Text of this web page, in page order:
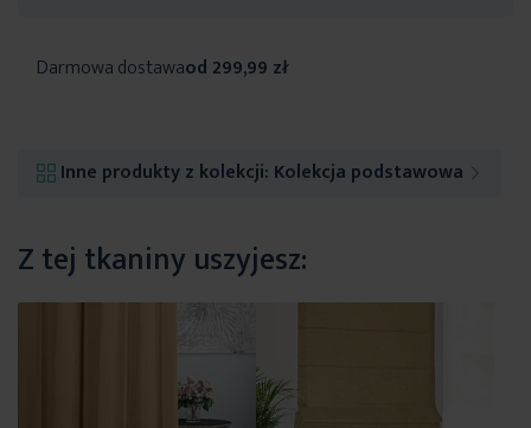
Darmowa dostawaod 299,99 zł
Inne produkty z kolekcji: Kolekcja podstawowa
Z tej tkaniny uszyjesz: